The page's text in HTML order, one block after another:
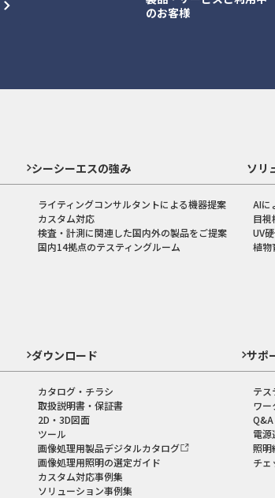
のお客様
シーシーエスの強み
ライティングコンサルタントによる機器提案
カスタム対応
検査・計測に関連した国内外の製品をご提案
国内14拠点のテスティングルーム
ソリ
AIに
目視
UV
植物
ダウンロード
カタログ・チラシ
取扱説明書・保証書
2D・3D図面
ツール
画像処理用製品デジタルカタログ
画像処理用照明の選定ガイド
カスタム対応事例集
ソリューション事例集
サポ
テス
ワー
Q&A
電源
照明
チェ